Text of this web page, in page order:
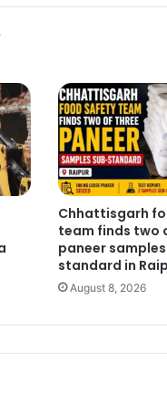
Chhattisgarh
team finds two
paneer
standard in
August 8, 2026